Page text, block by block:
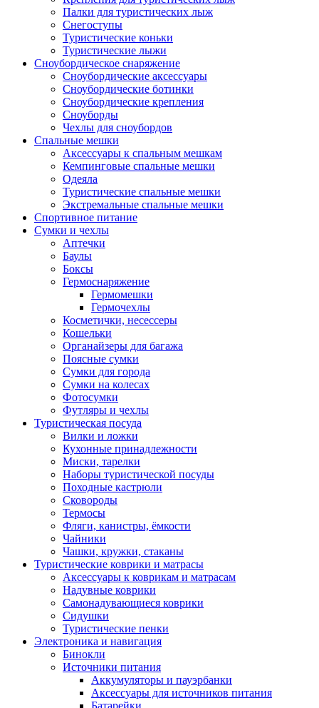
Палки для туристических лыж
Снегоступы
Туристические коньки
Туристические лыжи
Сноубордическое снаряжение
Сноубордические аксессуары
Сноубордические ботинки
Сноубордические крепления
Сноуборды
Чехлы для сноубордов
Спальные мешки
Аксессуары к спальным мешкам
Кемпинговые спальные мешки
Одеяла
Туристические спальные мешки
Экстремальные спальные мешки
Спортивное питание
Сумки и чехлы
Аптечки
Баулы
Боксы
Гермоснаряжение
Гермомешки
Гермочехлы
Косметички, несессеры
Кошельки
Органайзеры для багажа
Поясные сумки
Сумки для города
Сумки на колесах
Фотосумки
Футляры и чехлы
Туристическая посуда
Вилки и ложки
Кухонные принадлежности
Миски, тарелки
Наборы туристической посуды
Походные кастрюли
Сковороды
Термосы
Фляги, канистры, ёмкости
Чайники
Чашки, кружки, стаканы
Туристические коврики и матрасы
Аксессуары к коврикам и матрасам
Надувные коврики
Самонадувающиеся коврики
Сидушки
Туристические пенки
Электроника и навигация
Бинокли
Источники питания
Аккумуляторы и пауэрбанки
Аксессуары для источников питания
Батарейки